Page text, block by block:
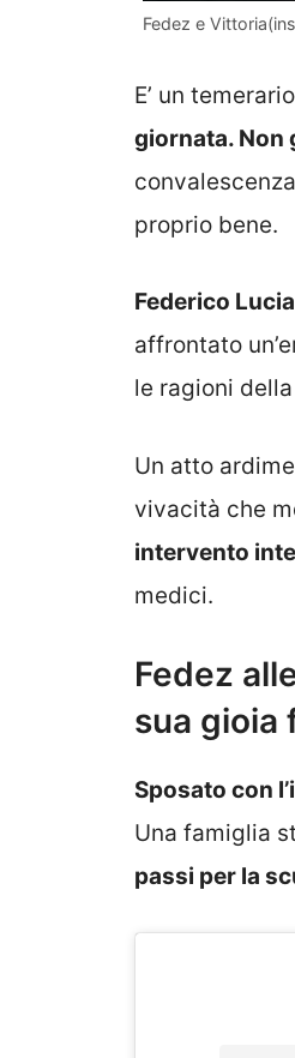
Fedez e
E’ un
giornata. Non
proprio bene.
Federico
affrontato
le ragioni
Un atto
vivacità che
intervento
medici.
Fedez
sua gioia
Sposato con
Una famiglia
passi per la